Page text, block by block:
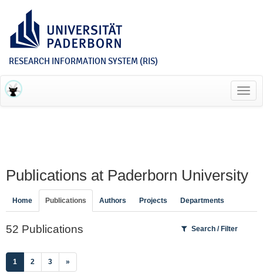
RESEARCH INFORMATION SYSTEM (RIS)
Publications at Paderborn University
Home Publications Authors Projects Departments
52 Publications Search / Filter
1 (current)
2 3 »